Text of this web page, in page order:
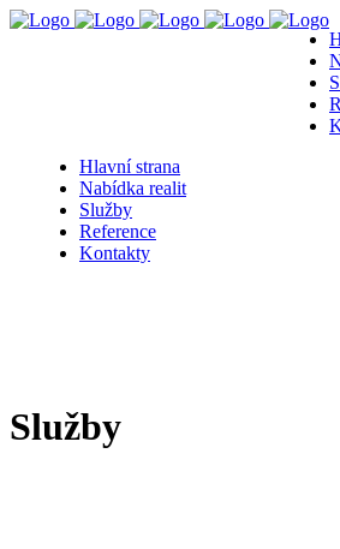
Hlavní strana
Nabídka realit
Služby
Reference
Kontakty
Služby